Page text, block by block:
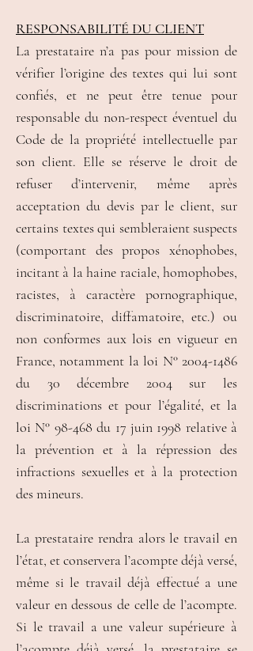
RESPONSABILITÉ DU CLIENT
La prestataire n’a pas pour mission de
vérifier l’origine des textes qui lui sont
confiés, et ne peut être tenue pour
responsable du non-respect éventuel du
Code de la propriété intellectuelle par
son client. Elle se réserve le droit de
refuser d’intervenir, même après
acceptation du devis par le client, sur
certains textes qui sembleraient suspects
(comportant des propos xénophobes,
incitant à la haine raciale, homophobes,
racistes, à caractère pornographique,
discriminatoire, diffamatoire, etc.) ou
non conformes aux lois en vigueur en
France, notamment la loi N° 2004-1486
du 30 décembre 2004 sur les
discriminations et pour l’égalité, et la
loi N° 98-468 du 17 juin 1998 relative à
la prévention et à la répression des
infractions sexuelles et à la protection
des mineurs.
La prestataire rendra alors le travail en
l’état, et conservera l’acompte déjà versé,
même si le travail déjà effectué a une
valeur en dessous de celle de l’acompte.
Si le travail a une valeur supérieure à